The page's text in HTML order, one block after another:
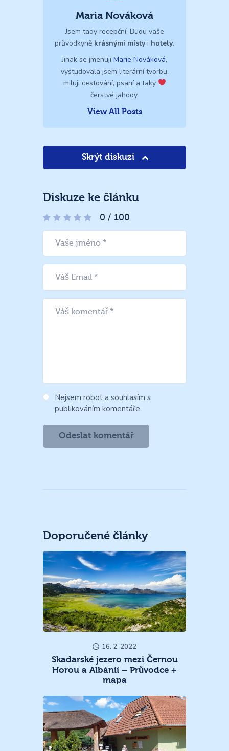
Maria Nováková
Jsem tady recepční. Budu vaše
průvodkyně krásnými místy i hotely.
Jinak se jmenuji Marie Nováková,
vystudovala jsem literární tvorbu,
miluji cestování, psaní a taky
čerstvé jahody.
View All Posts
Skrýt diskuzi
Diskuze ke článku
0 / 100
Nejsem robot a souhlasím s
publikováním komentáře.
Doporučené články
16. 2. 2022
Skadarské jezero mezi Černou
Horou a Albánií – Průvodce +
mapa